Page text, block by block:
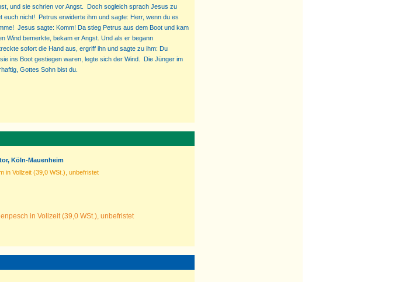
und sie schrien vor Angst. Doch sogleich sprach Jesus zu
euch nicht! Petrus erwiderte ihm und sagte: Herr, wenn du es
Jesus sagte: Komm! Da stieg Petrus aus dem Boot und kam
Wind bemerkte, bekam er Angst. Und als er begann
sofort die Hand aus, ergriff ihn und sagte zu ihm: Du
ins Boot gestiegen waren, legte sich der Wind. Die Jünger im
Gottes Sohn bist du.
Köln-Mauenheim
in Vollzeit (39,0 WSt.), unbefristet
in Vollzeit (39,0 WSt.), unbefristet